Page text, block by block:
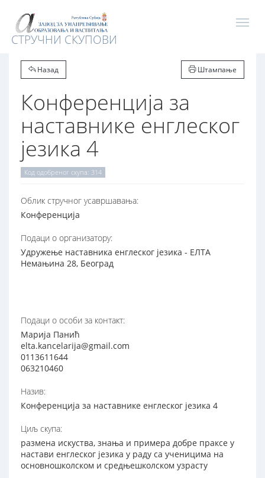
СТРУЧНИ СКУПОВИ
Назад Штампање
Конференција за
наставнике енглеског
језика 4
Код одобреног скупа: 314
Oблик стручног усавршавања:
Конференција
Подаци о организатору:
Удружење наставника енглеског језика - ЕЛТА
Немањина 28, Београд
Подаци о особи за контакт:
Марија Панић
elta.kancelarija@gmail.com
0113611644
063210460
Назив:
Конференција за наставнике енглеског језика 4
Циљ скупа:
размена искуства, знања и примера добре праксе у
настави енглеског језика у раду са ученицима на
основношколском и средњешколском узрасту